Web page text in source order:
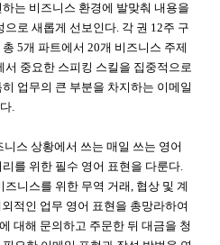
는 비즈니스 환경에 발맞춰 내용을
로 새롭게 선보인다. 각 권 12주 구
5개 파트에서 20개 비즈니스 주제
중요한 스피킹 스킬을 집중적으로
업무의 큰 부분을 차지하는 이메일
.
스 상황에서 쓰는 매일 쓰는 영어
를 위한 필수 영어 표현을 다룬다.
니스를 위한 무역 거래, 협상 및 계
적인 업무 영어 표현을 총망라하여
대해 문의하고 주문한 뒤 대금을 청